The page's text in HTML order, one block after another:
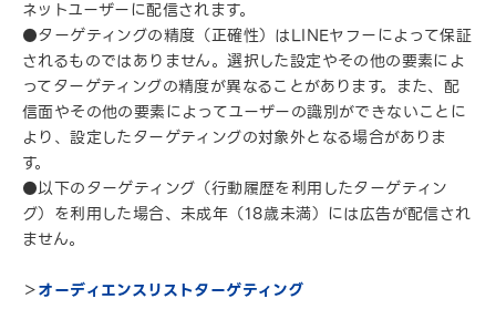
ネットユーザーに配信されます。
●ターゲティングの精度（正確性）はLINEヤフーによって保証
されるものではありません。選択した設定やその他の要素によ
ってターゲティングの精度が異なることがあります。また、配
信面やその他の要素によってユーザーの識別ができないことに
より、設定したターゲティングの対象外となる場合がありま
す。
●以下のターゲティング（行動履歴を利用したターゲティン
グ）を利用した場合、未成年（18歳未満）には広告が配信され
ません。
＞オーディエンスリストターゲティング